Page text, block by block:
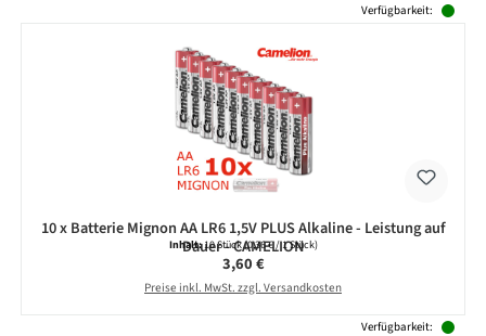
Verfügbarkeit:
10 x Batterie Mignon AA LR6 1,5V PLUS Alkaline - Leistung auf
Dauer - CAMELION
Inhalt:10 Stück(0,36 € / 1 Stück)
Regulärer Preis:
3,60 €
Preise inkl. MwSt. zzgl. Versandkosten
Verfügbarkeit: